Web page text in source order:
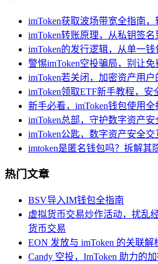
imToken获取波场带宽全指南
imToken转账原理，从私钥签
imToken的发行逻辑，从单一
警惕imToken空投骗局，别让
imToken若关闭，加密资产用
imToken领取ETF新手教程，安
新手必看，imToken钱包使用
imToken总部，守护数字资产
imToken公匙，数字资产安全
imtoken是匿名钱包吗？拆解其
热门文章
BSV导入IM钱包全指南
虚拟货币交易炒作活动，扰乱
货币交易
EON 发放与 imToken 的关联解
Candy 空投，ImToken 助力的